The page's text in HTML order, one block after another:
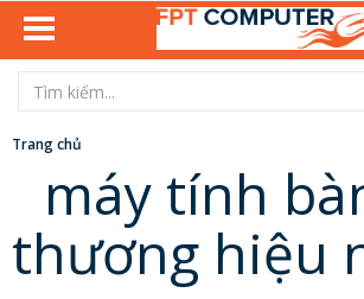
Trang chủ
máy tính
thương hiệu